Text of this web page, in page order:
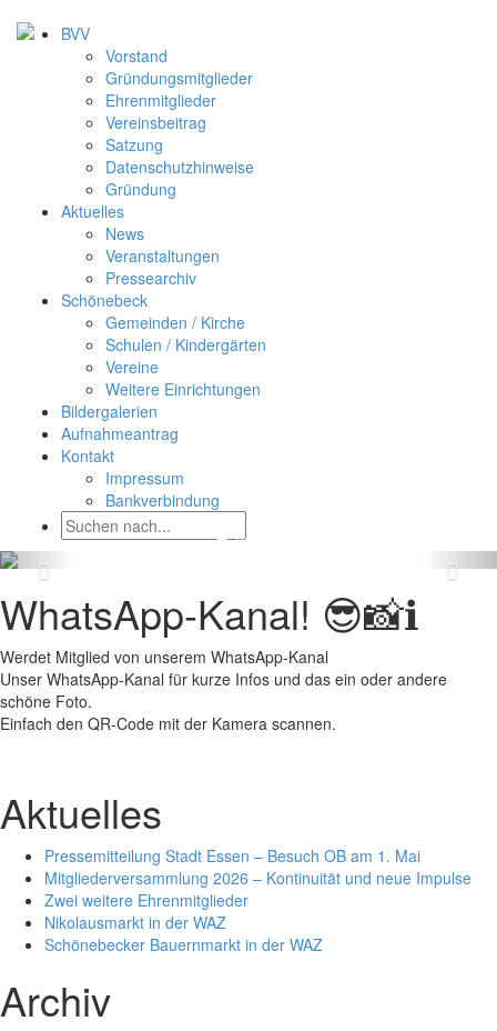
BVV
Vorstand
Gründungsmitglieder
Ehrenmitglieder
Vereinsbeitrag
Satzung
Datenschutzhinweise
Gründung
Aktuelles
News
Veranstaltungen
Pressearchiv
Schönebeck
Gemeinden / Kirche
Schulen / Kindergärten
Vereine
Weitere Einrichtungen
Bildergalerien
Aufnahmeantrag
Kontakt
Impressum
Bankverbindung
WhatsApp-Kanal! 😎📸ℹ️
Werdet Mitglied von unserem WhatsApp-Kanal
Unser WhatsApp-Kanal für kurze Infos und das ein oder andere
schöne Foto.
Einfach den QR-Code mit der Kamera scannen.
Aktuelles
Pressemitteilung Stadt Essen – Besuch OB am 1. Mai
Mitgliederversammlung 2026 – Kontinuität und neue Impulse
Zwei weitere Ehrenmitglieder
Nikolausmarkt in der WAZ
Schönebecker Bauernmarkt in der WAZ
Archiv